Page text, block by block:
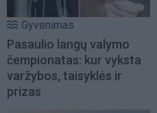
Gyvenimas
Pasaulio langų valymo
čempionatas: kur vyksta
varžybos, taisyklės ir
prizas